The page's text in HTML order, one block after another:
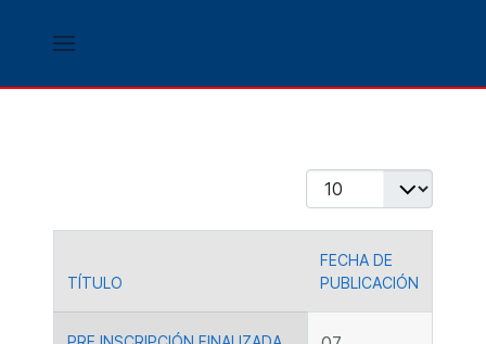
Cantidad
TÍTULO
FECHA DE
PUBLICACIÓN